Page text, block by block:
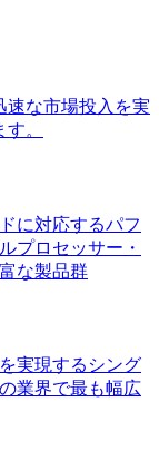
速な市場投入を実
。
に対応するパフ
プロセッサー・
な製品群
実現するシング
業界で最も幅広